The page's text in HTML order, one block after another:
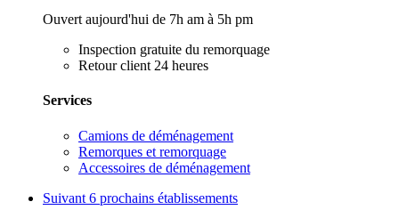
Ouvert aujourd'hui de 7h am à 5h pm
Inspection gratuite du remorquage
Retour client 24 heures
Services
Camions de déménagement
Remorques et remorquage
Accessoires de déménagement
Suivant 6 prochains établissements